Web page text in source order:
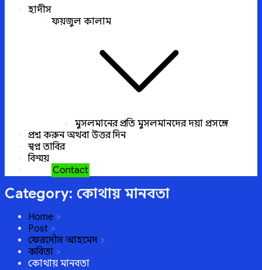
হাদীস
ফয়জুল কালাম
মুসলমানের প্রতি মুসলমানদের দয়া প্রসঙ্গে
প্রশ্ন করুন অথবা উত্তর দিন
স্বপ্ন তাবির
বিস্ময়
Contact
Category: কোথায় মানবতা
Home
Post
ফেরদৌস আহমেদ
কবিতা
কোথায় মানবতা